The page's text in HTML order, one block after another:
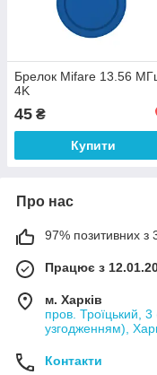
Брелок Mifare 13.56
4K
45 ₴
Купити
Про нас
97% позитивних з
Працює з
м. Харків
пров. Троїцький,
узгодженням),
Контакти